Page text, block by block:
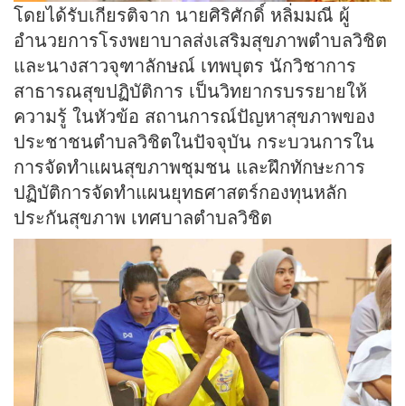
โดยได้รับเกียรติจาก นายศิริศักดิ์ หลิ่มมณี ผู้
อำนวยการโรงพยาบาลส่งเสริมสุขภาพตำบลวิชิต
และนางสาวจุฑาลักษณ์ เทพบุตร นักวิชาการ
สาธารณสุขปฏิบัติการ เป็นวิทยากรบรรยายให้
ความรู้ ในหัวข้อ สถานการณ์ปัญหาสุขภาพของ
ประชาชนตำบลวิชิตในปัจจุบัน กระบวนการใน
การจัดทำแผนสุขภาพชุมชน และฝึกทักษะการ
ปฏิบัติการจัดทำแผนยุทธศาสตร์กองทุนหลัก
ประกันสุขภาพ เทศบาลตำบลวิชิต